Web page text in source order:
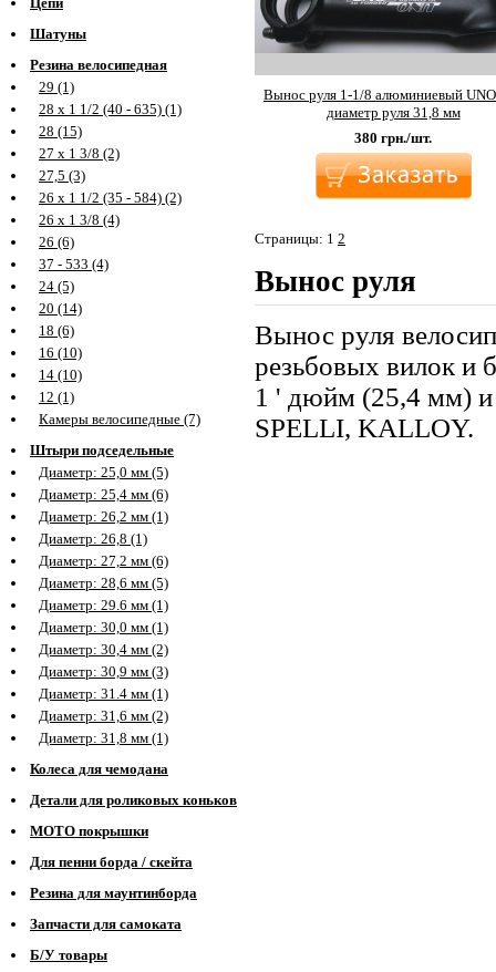
Шатуны
Резина велосипедная
29 (1)
28 х 1 1/2 (40 - 635) (1)
28 (15)
27 х 1 3/8 (2)
27,5 (3)
26 х 1 1/2 (35 - 584) (2)
26 х 1 3/8 (4)
26 (6)
37 - 533 (4)
24 (5)
20 (14)
18 (6)
16 (10)
14 (10)
12 (1)
Камеры велосипедные (7)
Штыри подседельные
Диаметр: 25,0 мм (5)
Диаметр: 25,4 мм (6)
Диаметр: 26,2 мм (1)
Диаметр: 26,8 (1)
Диаметр: 27,2 мм (6)
Диаметр: 28,6 мм (5)
Диаметр: 29.6 мм (1)
Диаметр: 30,0 мм (1)
Диаметр: 30,4 мм (2)
Диаметр: 30,9 мм (3)
Диаметр: 31.4 мм (1)
Диаметр: 31,6 мм (2)
Диаметр: 31,8 мм (1)
Колеса для чемодана
Детали для роликовых коньков
МОТО покрышки
Для пенни борда / скейта
Резина для маунтинборда
Запчасти для самоката
Б/У товары
Вынос руля 1-1/8 алюминиевый
диаметр руля 31,8 мм
380 грн./шт.
Страницы: 1 2
Вынос руля
Вынос руля
резьбовых вилок и
1 ' дюйм (25,4 мм) и
SPELLI, KALLOY.